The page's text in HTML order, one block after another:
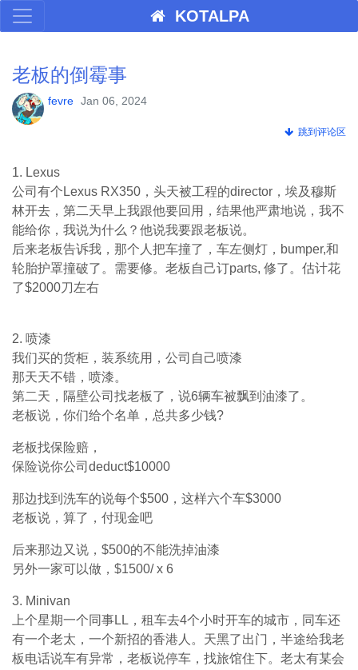
KOTALPA
老板的倒霉事
fevre Jan 06, 2024
跳到评论区
1. Lexus
公司有个Lexus RX350，头天被工程的director，埃及穆斯
林开去，第二天早上我跟他要回用，结果他严肃地说，我不
能给你，我说为什么？他说我要跟老板说。
后来老板告诉我，那个人把车撞了，车左侧灯，bumper,和
轮胎护罩撞破了。需要修。老板自己订parts, 修了。估计花
了$2000刀左右
2. 喷漆
我们买的货柜，装系统用，公司自己喷漆
那天天不错，喷漆。
第二天，隔壁公司找老板了，说6辆车被飘到油漆了。
老板说，你们给个名单，总共多少钱?
老板找保险赔，
保险说你公司deduct$10000
那边找到洗车的说每个$500，这样六个车$3000
老板说，算了，付现金吧
后来那边又说，$500的不能洗掉油漆
另外一家可以做，$1500/ x 6
3. Minivan
上个星期一个同事LL，租车去4个小时开车的城市，同车还
有一个老太，一个新招的香港人。天黑了出门，半途给我老
板电话说车有异常，老板说停车，找旅馆住下。老太有某会